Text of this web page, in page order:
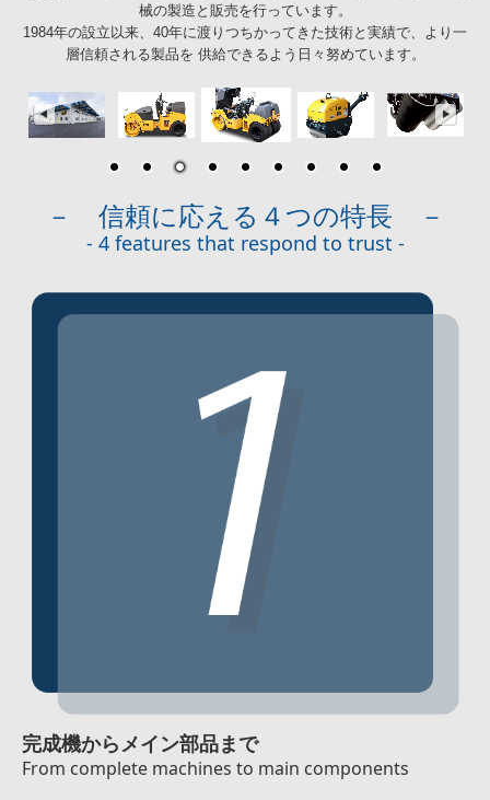
械の製造と販売を行っています。
1984年の設立以来、40年に渡りつちかってきた技術と実績で、より一
層信頼される製品を 供給できるよう日々努めています。
－ 信頼に応える４つの特長 －
- 4 features that respond to trust -
完成機からメイン部品まで
From complete machines to main components